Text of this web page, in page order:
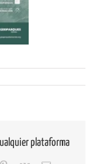
plataforma